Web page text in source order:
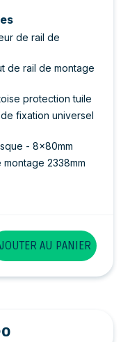
de rail de
de rail de montage
protection tuile
fixation universel
- 8x80mm
2338mm
AU PANIER